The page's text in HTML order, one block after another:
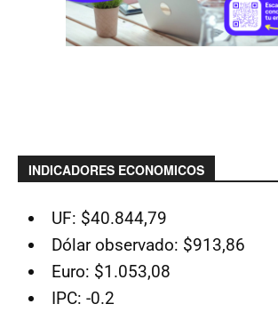
INDICADORES ECONOMICOS
UF: $40.844,79
Dólar observado: $913,86
Euro: $1.053,08
IPC: -0.2